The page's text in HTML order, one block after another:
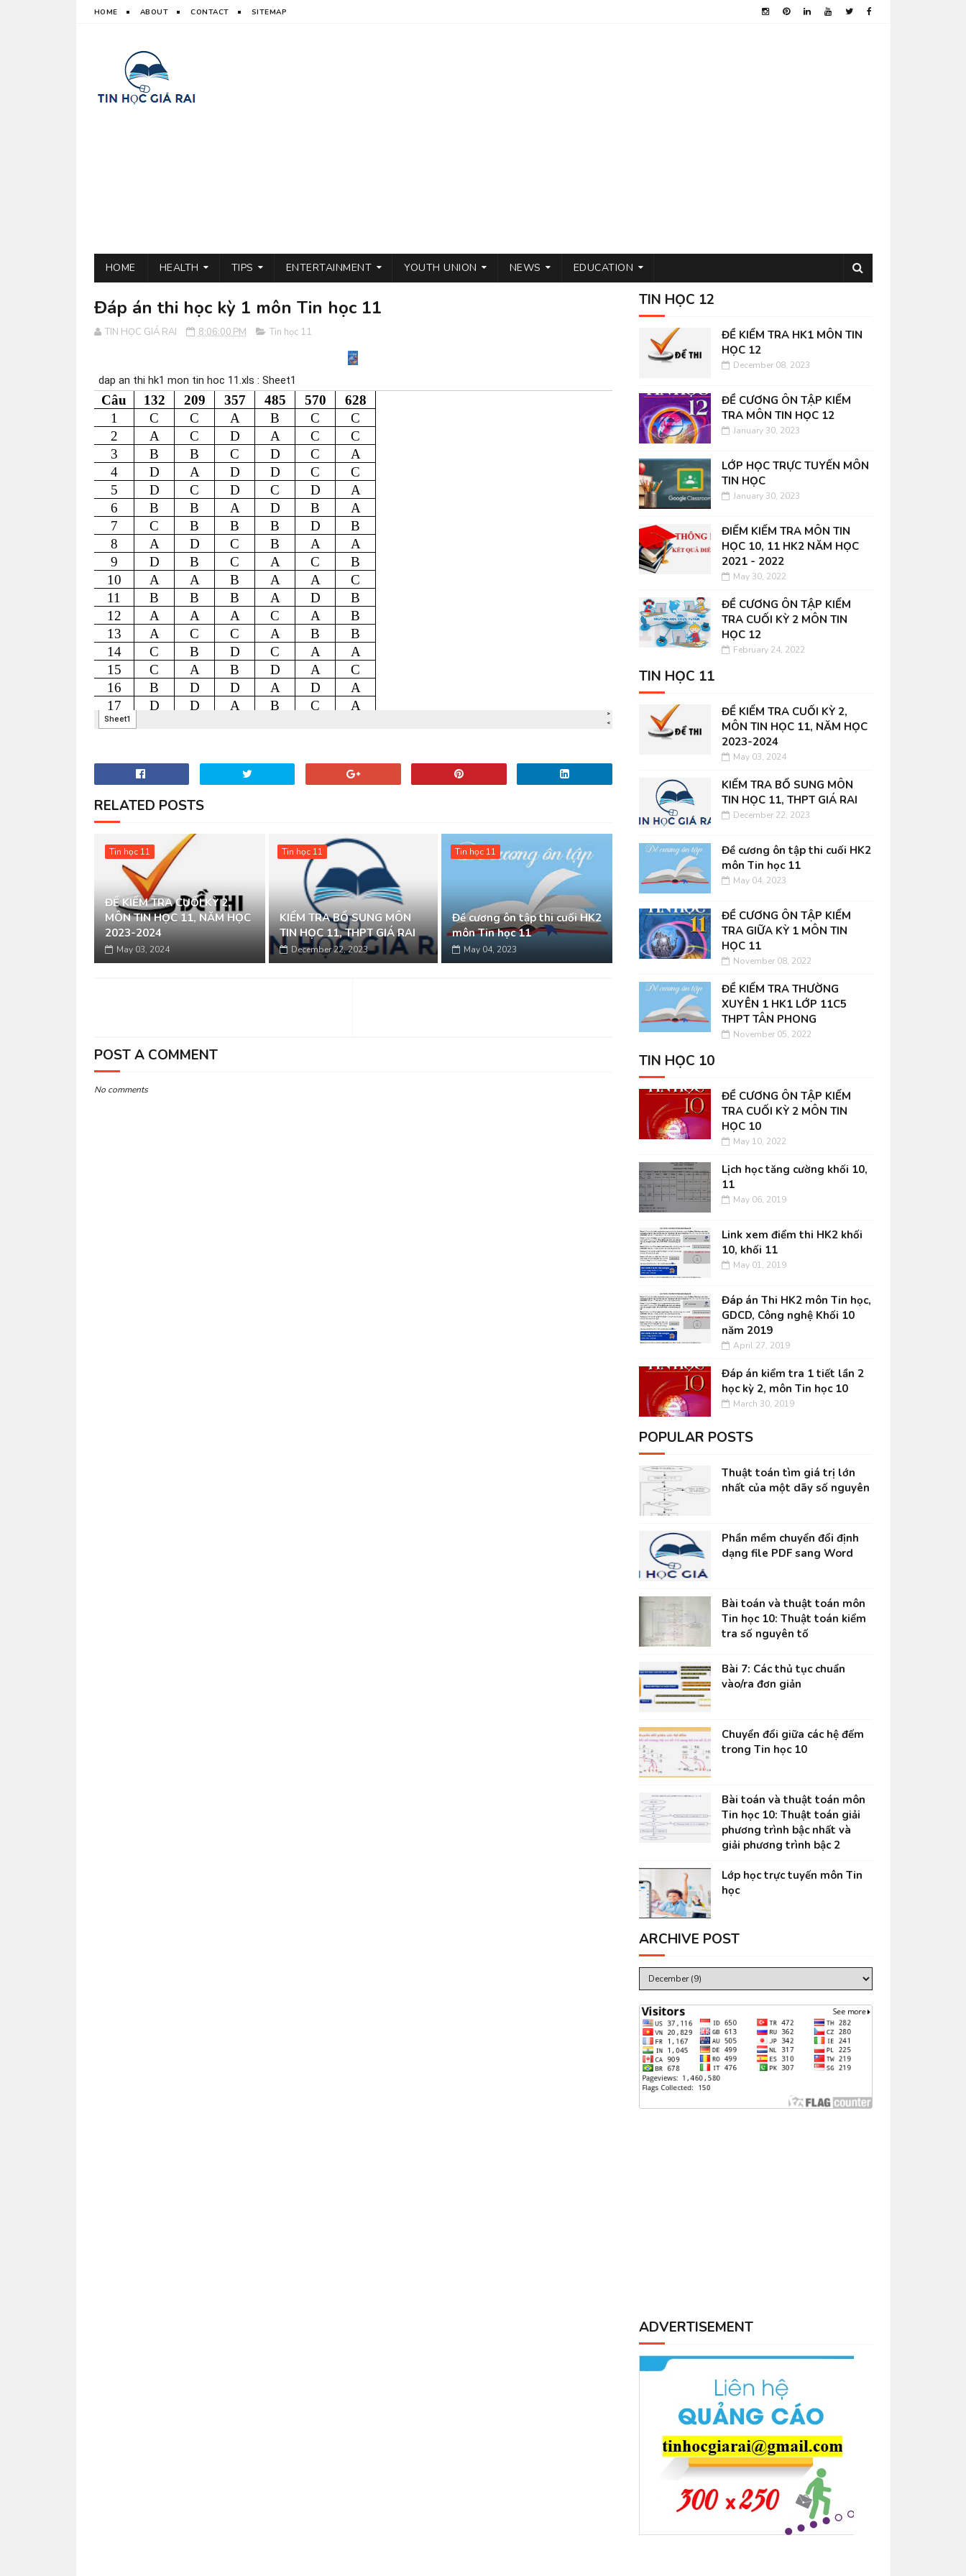
HOME ABOUT CONTACT SITEMAP
HOME HEALTH TIPS ENTERTAINMENT YOUTH UNION NEWS EDUCATION
Đáp án thi học kỳ 1 môn Tin học 11
TIN HỌC GIÁ RAI 8:06:00 PM Tin học 11
RELATED POSTS
Tin học 11
ĐỀ KIỂM TRA CUỐI KỲ 2,
MÔN TIN HỌC 11, NĂM HỌC
2023-2024
May 03, 2024
Tin học 11
KIỂM TRA BỔ SUNG MÔN
TIN HỌC 11, THPT GIÁ RAI
December 22, 2023
Tin học 11
Đề cương ôn tập thi cuối HK2
môn Tin học 11
May 04, 2023
POST A COMMENT
No comments
TIN HỌC 12
ĐỀ KIỂM TRA HK1 MÔN TIN
HỌC 12
December 08, 2023
ĐỀ CƯƠNG ÔN TẬP KIỂM
TRA MÔN TIN HỌC 12
January 30, 2023
LỚP HỌC TRỰC TUYẾN MÔN
TIN HỌC
January 30, 2023
ĐIỂM KIỂM TRA MÔN TIN
HỌC 10, 11 HK2 NĂM HỌC
2021 - 2022
May 30, 2022
ĐỀ CƯƠNG ÔN TẬP KIỂM
TRA CUỐI KỲ 2 MÔN TIN
HỌC 12
February 24, 2022
TIN HỌC 11
ĐỀ KIỂM TRA CUỐI KỲ 2,
MÔN TIN HỌC 11, NĂM HỌC
2023-2024
May 03, 2024
KIỂM TRA BỔ SUNG MÔN
TIN HỌC 11, THPT GIÁ RAI
December 22, 2023
Đề cương ôn tập thi cuối HK2
môn Tin học 11
May 04, 2023
ĐỀ CƯƠNG ÔN TẬP KIỂM
TRA GIỮA KỲ 1 MÔN TIN
HỌC 11
November 08, 2022
ĐỀ KIỂM TRA THƯỜNG
XUYÊN 1 HK1 LỚP 11C5
THPT TÂN PHONG
November 05, 2022
TIN HỌC 10
ĐỀ CƯƠNG ÔN TẬP KIỂM
TRA CUỐI KỲ 2 MÔN TIN
HỌC 10
May 10, 2022
Lịch học tăng cường khối 10,
11
May 06, 2019
Link xem điểm thi HK2 khối
10, khối 11
May 01, 2019
Đáp án Thi HK2 môn Tin học,
GDCD, Công nghệ Khối 10
năm 2019
April 27, 2019
Đáp án kiểm tra 1 tiết lần 2
học kỳ 2, môn Tin học 10
March 30, 2019
POPULAR POSTS
Thuật toán tìm giá trị lớn
nhất của một dãy số nguyên
Phần mềm chuyển đổi định
dạng file PDF sang Word
Bài toán và thuật toán môn
Tin học 10: Thuật toán kiểm
tra số nguyên tố
Bài 7: Các thủ tục chuẩn
vào/ra đơn giản
Chuyển đổi giữa các hệ đếm
trong Tin học 10
Bài toán và thuật toán môn
Tin học 10: Thuật toán giải
phương trình bậc nhất và
giải phương trình bậc 2
Lớp học trực tuyến môn Tin
học
ARCHIVE POST
ADVERTISEMENT